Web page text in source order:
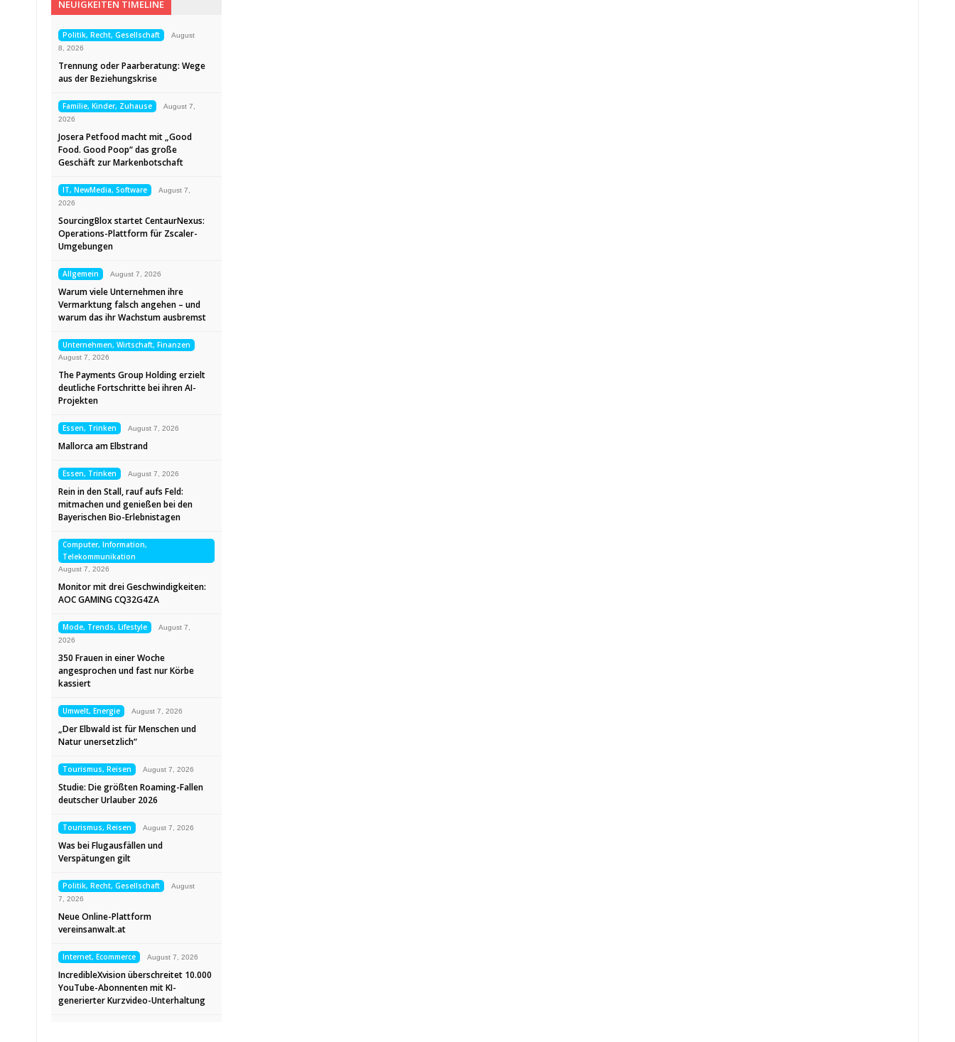
NEUIGKEITEN TIMELINE
Politik, Recht, Gesellschaft
August
8, 2026
Trennung oder Paarberatung: Wege
aus der Beziehungskrise
Familie, Kinder, Zuhause
August 7,
2026
Josera Petfood macht mit „Good
Food. Good Poop“ das große
Geschäft zur Markenbotschaft
IT, NewMedia, Software
August 7,
2026
SourcingBlox startet CentaurNexus:
Operations-Plattform für Zscaler-
Umgebungen
Allgemein August 7, 2026
Warum viele Unternehmen ihre
Vermarktung falsch angehen – und
warum das ihr Wachstum ausbremst
Unternehmen, Wirtschaft, Finanzen
August 7, 2026
The Payments Group Holding erzielt
deutliche Fortschritte bei ihren AI-
Projekten
Essen, Trinken August 7, 2026
Mallorca am Elbstrand
Essen, Trinken August 7, 2026
Rein in den Stall, rauf aufs Feld:
mitmachen und genießen bei den
Bayerischen Bio-Erlebnistagen
Computer, Information,
Telekommunikation
August 7, 2026
Monitor mit drei Geschwindigkeiten:
AOC GAMING CQ32G4ZA
Mode, Trends, Lifestyle
August 7,
2026
350 Frauen in einer Woche
angesprochen und fast nur Körbe
kassiert
Umwelt, Energie August 7, 2026
„Der Elbwald ist für Menschen und
Natur unersetzlich“
Tourismus, Reisen August 7, 2026
Studie: Die größten Roaming-Fallen
deutscher Urlauber 2026
Tourismus, Reisen August 7, 2026
Was bei Flugausfällen und
Verspätungen gilt
Politik, Recht, Gesellschaft
August
7, 2026
Neue Online-Plattform
vereinsanwalt.at
Internet, Ecommerce August 7, 2026
IncredibleXvision überschreitet 10.000
YouTube-Abonnenten mit KI-
generierter Kurzvideo-Unterhaltung